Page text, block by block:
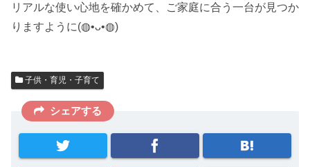
リアルな使い心地を確かめて、ご家庭に合う一台が見つか
りますように(◍•ᴗ•◍)
子供・育児・子育て
シェアする